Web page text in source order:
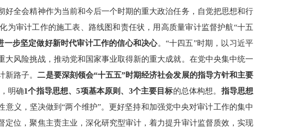
全会精神作为当前和今后一个时期的重大政治任务，自觉把思想和行
为审计工作的施工表、路线图和责任状，用高质量审计监督护航“十五
步坚定做好新时代审计工作的信心和决心。“十四五”时期，以习近平
风险挑战，推动党和国家事业取得新的重大成就。在党中央集中统一
新路子。二是要深刻领会“十五五”时期经济社会发展的指导方针和主要
明确1个指导思想、5项基本原则、3个主要目标的总体构想。 指导思想
义，坚决做到“两个维护”。更好坚持和加强党中央对审计工作的集中
位，聚焦主责主业，深化研究型审计，着力提升审计监督质效，实现